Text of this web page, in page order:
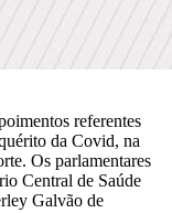
referentes
da Covid, na
Os parlamentares
Central de Saúde
Galvão de